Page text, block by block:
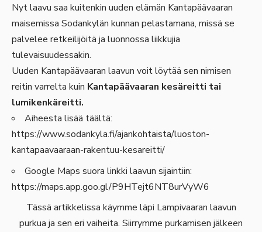
Nyt laavu saa kuitenkin uuden elämän Kantapäävaaran
maisemissa Sodankylän kunnan pelastamana, missä se
palvelee retkeilijöitä ja luonnossa liikkujia
tulevaisuudessakin.
Uuden Kantapäävaaran laavun voit löytää sen nimisen
reitin varrelta kuin Kantapäävaaran kesäreitti tai
lumikenkäreitti.
Aiheesta lisää täältä:
https://www.sodankyla.fi/ajankohtaista/luoston-
kantapaavaaraan-rakentuu-kesareitti/
Google Maps suora linkki laavun sijaintiin:
https://maps.app.goo.gl/P9HTejt6NT8urVyW6
Tässä artikkelissa käymme läpi Lampivaaran laavun
purkua ja sen eri vaiheita. Siirrymme purkamisen jälkeen